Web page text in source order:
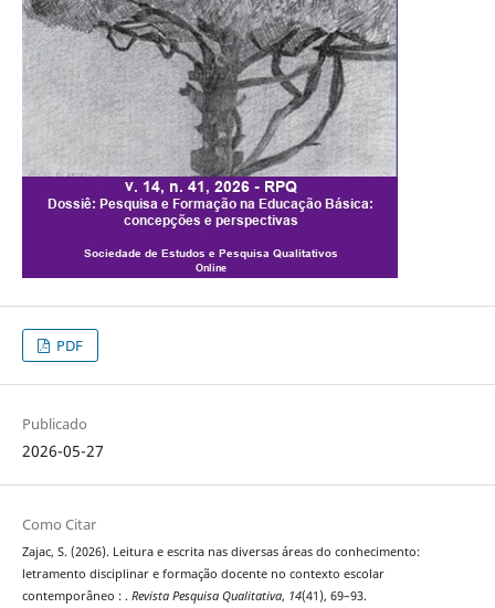
PDF
Publicado
2026-05-27
Como Citar
Zajac, S. (2026). Leitura e escrita nas diversas áreas do conhecimento:
letramento disciplinar e formação docente no contexto escolar
contemporâneo : . Revista Pesquisa Qualitativa, 14(41), 69–93.